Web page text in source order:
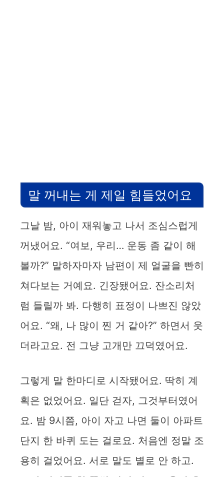
말 꺼내는 게 제일 힘들었어요
그날 밤, 아이 재워놓고 나서 조심스럽게
꺼냈어요. “여보, 우리… 운동 좀 같이 해
볼까?” 말하자마자 남편이 제 얼굴을 빤히
쳐다보는 거예요. 긴장됐어요. 잔소리처
럼 들릴까 봐. 다행히 표정이 나쁘진 않았
어요. “왜, 나 많이 찐 거 같아?” 하면서 웃
더라고요. 전 그냥 고개만 끄덕였어요.
그렇게 말 한마디로 시작됐어요. 딱히 계
획은 없었어요. 일단 걷자, 그것부터였어
요. 밤 9시쯤, 아이 자고 나면 둘이 아파트
단지 한 바퀴 도는 걸로요. 처음엔 정말 조
용히 걸었어요. 서로 말도 별로 안 하고.